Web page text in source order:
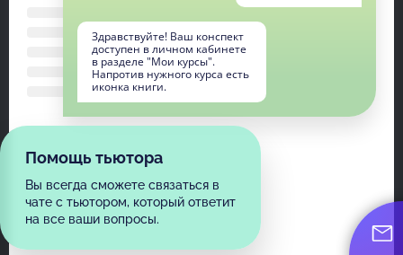
Здравствуйте! Ваш конспект
доступен в личном кабинете
в разделе "Мои курсы".
Напротив нужного курса есть
иконка книги.
Помощь тьютора
Вы всегда сможете связаться в
чате с тьютором, который ответит
на все ваши вопросы.